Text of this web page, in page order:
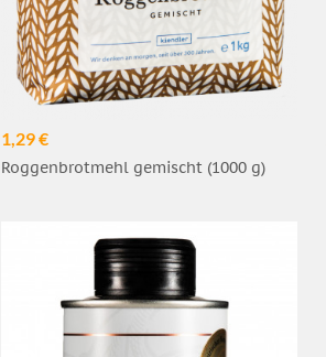
1,29 €
Roggenbrotmehl gemischt (1000 g)